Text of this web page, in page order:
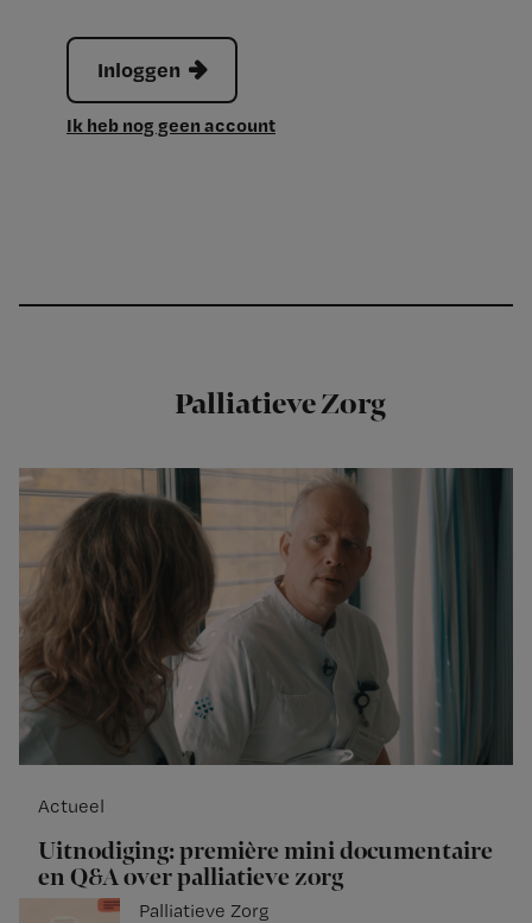
Inloggen
Ik heb nog geen account
Palliatieve Zorg
Actueel
Uitnodiging: première mini documentaire
en Q&A over palliatieve zorg
Palliatieve Zorg